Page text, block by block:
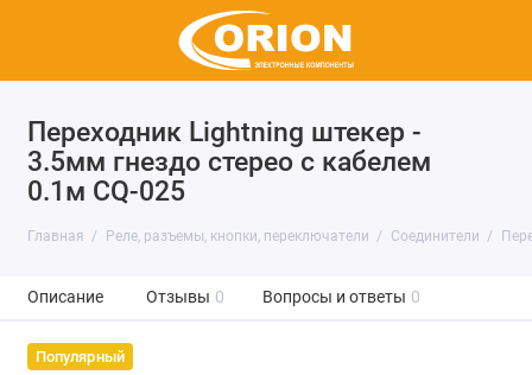
Переходник Lightning штекер -
3.5мм гнездо стерео с кабелем
0.1м CQ-025
Главная Реле, разъемы, кнопки, переключатели Соединители
Описание Отзывы 0 Вопросы и ответы 0
Популярный